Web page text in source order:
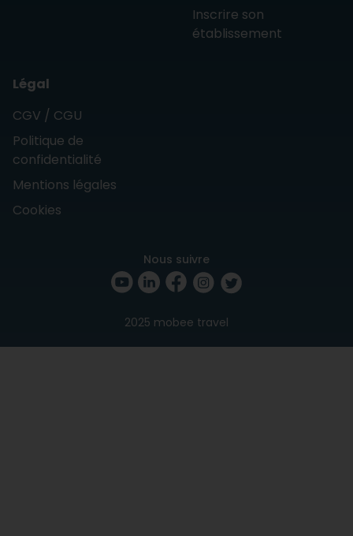
Inscrire son
établissement
Légal
CGV / CGU
Politique de
confidentialité
Mentions légales
Cookies
Nous suivre
2025 mobee travel